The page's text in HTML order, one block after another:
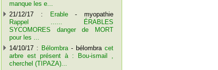
manque les e...
21/12/17 :
Erable- myopathie
Rappel ...... ÉRABLES
SYCOMORES danger de MORT
pour les ...
14/10/17 : Bélombra- bélombracet
arbre est présent à : Bou-ismail ,
cherchel (TIPAZA)...